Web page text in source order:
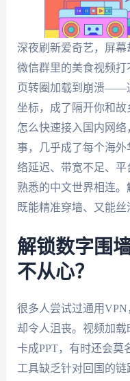
深夜刷新爱奇艺，屏
微信群里的美食视频打
页转圈加载到崩溃——
坐标，成了隔开你和故
怎么快速接入国内网
事，几乎成了每个海
络延迟、带宽不足、
熟悉的中文世界相连
既能精准穿墙、又能丝
解锁数字围
不从心？
很多人尝试过通用VPN
却令人沮丧。视频加
卡成PPT，有时还会莫
工具缺乏针对回国的